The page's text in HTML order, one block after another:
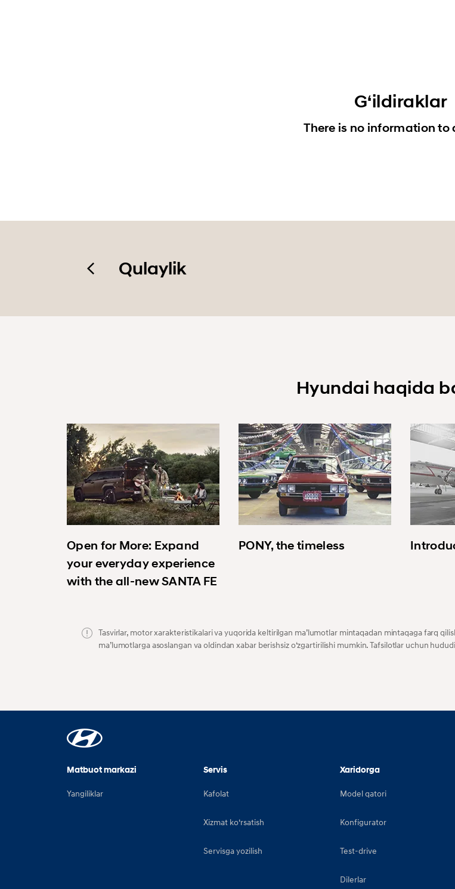
Gʻildiraklar
There is no information to
Qulaylik
Hyundai haqida
Open for More: Expand
your everyday experience
with the all-new SANTA FE
PONY, the timeless
Tasvirlar, motor xarakteristikalari va yuqorida keltirilgan maʼlumotlar mintaqadan mintaqaga farq
maʼlumotlarga asoslangan va oldindan xabar berishsiz oʻzgartirilishi mumkin. Tafsilotlar uchun
Matbuot markazi
Yangiliklar
Servis
Kafolat
Xizmat koʻrsatish
Servisga yozilish
Xaridorga
Model qatori
Konfigurator
Test-drive
Dilerlar